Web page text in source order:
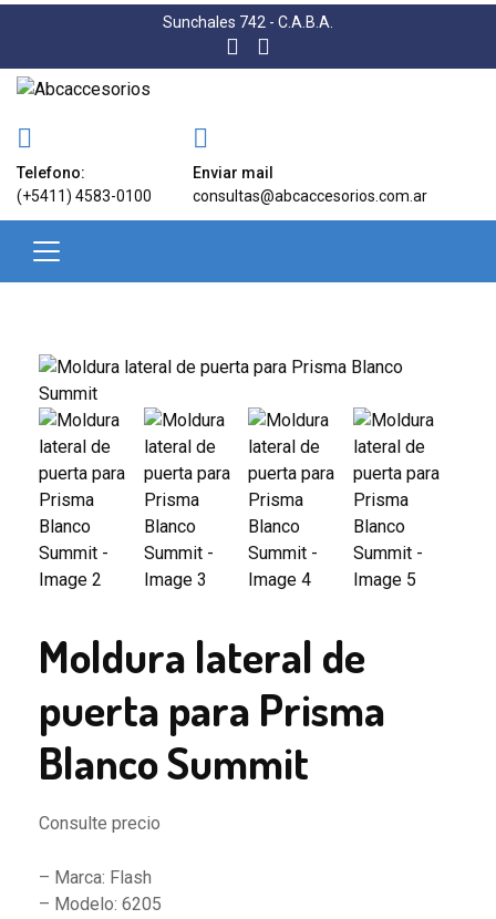
Sunchales 742 - C.A.B.A.
Telefono:
(+5411) 4583-0100
Enviar mail
consultas@abcaccesorios.com.ar
Moldura lateral de
puerta para Prisma
Blanco Summit
Consulte precio
– Marca: Flash
– Modelo: 6205